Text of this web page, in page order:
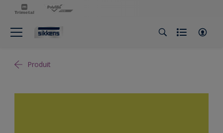
Produit